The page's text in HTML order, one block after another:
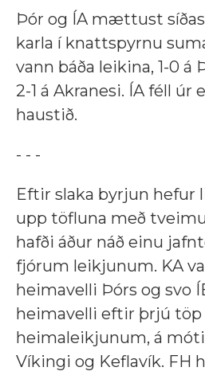
Þór og ÍA mættust
karla í knattspyrnu
vann báða leikina, 1-0 á
2-1 á Akranesi. ÍA féll úr
haustið.
- - -
Eftir slaka byrjun hefur
upp töfluna með
hafði áður náð einu
fjórum leikjunum. KA
heimavelli Þórs og svo
heimavelli eftir þrjú
heimaleikjunum, á
Víkingi og Keflavík. FH